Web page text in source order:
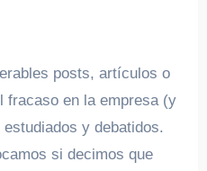
posts, artículos o
en la empresa (y
y debatidos.
si decimos que